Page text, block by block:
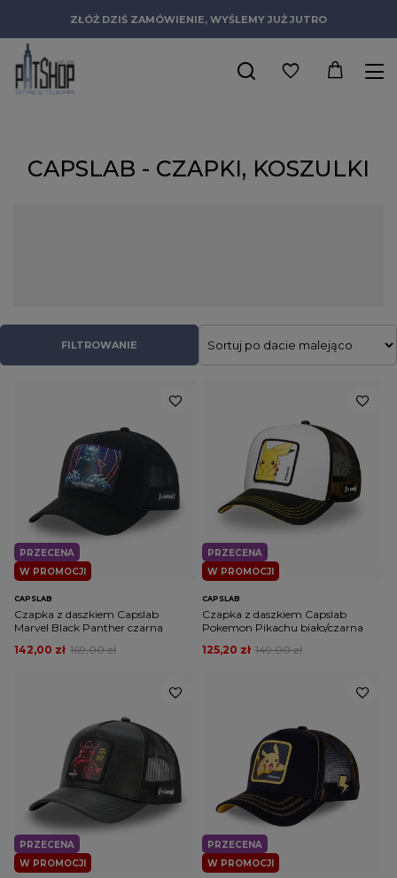
ZŁÓŻ DZIŚ ZAMÓWIENIE, WYŚLEMY JUŻ JUTRO
CAPSLAB - CZAPKI, KOSZULKI
FILTROWANIE
W PROMOCJI
PRZECENA
CAPSLAB
Czapka z daszkiem Capslab
Marvel Black Panther czarna
169,00 zł
142,00 zł
W PROMOCJI
PRZECENA
CAPSLAB
Czapka z daszkiem Capslab
Pokemon Pikachu biało/czarna
149,00 zł
125,20 zł
W PROMOCJI
PRZECENA
W PROMOCJI
PRZECENA